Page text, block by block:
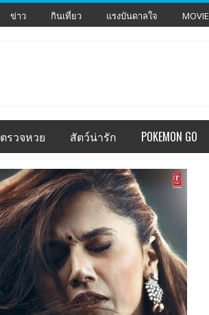
ข่าว กินเที่ยว แรงบันดาลใจ MOVIE
ตรวจหวย สัตว์น่ารัก POKEMON GO